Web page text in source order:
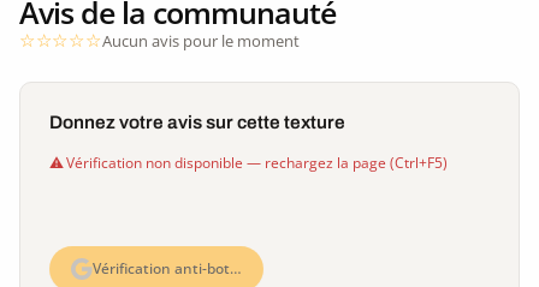
Avis de la communauté
Aucun avis pour le moment
Donnez votre avis sur cette texture
Vérification non disponible — rechargez la page (Ctrl+F5)
Vérification anti-bot…